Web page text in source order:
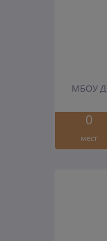
МБОУ
0
мест